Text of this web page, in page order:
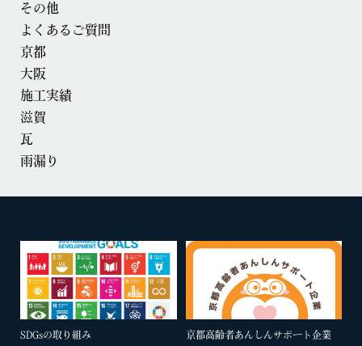
その他
よくあるご質問
京都
大阪
施工実績
滋賀
瓦
雨漏り
SDGsの取り組み 京都高齢者あんしんサポート企業